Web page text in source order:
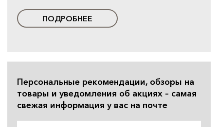
ПОДРОБНЕЕ
Персональные рекомендации, обзоры на
товары и уведомления об акциях – самая
свежая информация у вас на почте